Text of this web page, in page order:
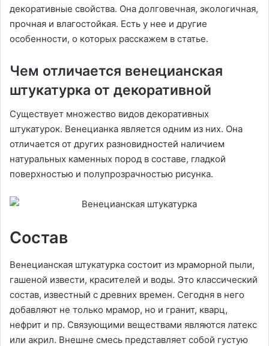
декоративные свойства. Она долговечная, экологичная,
прочная и влагостойкая. Есть у нее и другие
особенности, о которых расскажем в статье.
Чем отличается венецианская
штукатурка от декоративной
Существует множество видов декоративных
штукатурок. Венецианка является одним из них. Она
отличается от других разновидностей наличием
натуральных каменных пород в составе, гладкой
поверхностью и полупрозрачностью рисунка.
Состав
Венецианская штукатурка состоит из мраморной пыли,
гашеной извести, красителей и воды. Это классический
состав, известный с древних времен. Сегодня в него
добавляют не только мрамор, но и гранит, кварц,
нефрит и пр. Связующими веществами являются латекс
или акрил. Внешне смесь представляет собой густую